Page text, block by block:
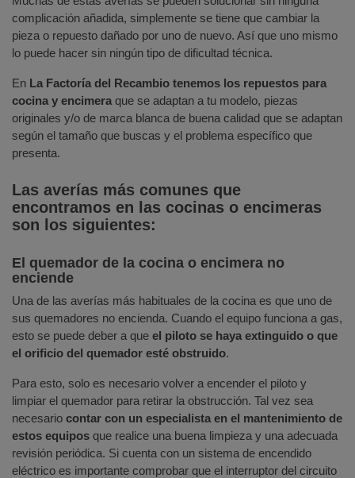
complicación añadida, simplemente se tiene que cambiar la
pieza o repuesto dañado por uno de nuevo. Así que uno mismo
lo puede hacer sin ningún tipo de dificultad técnica.
En La Factoría del Recambio tenemos los repuestos para
cocina y encimera que se adaptan a tu modelo, piezas
originales y/o de marca blanca de buena calidad que se adaptan
según el tamaño que buscas y el problema específico que
presenta.
Las averías más comunes que
encontramos en las cocinas o encimeras
son los siguientes:
El quemador de la cocina o encimera no
enciende
Una de las averías más habituales de la cocina es que uno de
sus quemadores no encienda. Cuando el equipo funciona a gas,
esto se puede deber a que el piloto se haya extinguido o que
el orificio del quemador esté obstruido.
Para esto, solo es necesario volver a encender el piloto y
limpiar el quemador para retirar la obstrucción. Tal vez sea
necesario contar con un especialista en el mantenimiento de
estos equipos que realice una buena limpieza y una adecuada
revisión periódica. Si cuenta con un sistema de encendido
eléctrico es importante comprobar que el interruptor del circuito